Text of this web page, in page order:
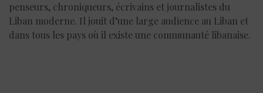
penseurs, chroniqueurs, écrivains et journalistes du
Liban moderne. Il jouit d’une large audience au Liban et
dans tous les pays où il existe une communauté libanaise.